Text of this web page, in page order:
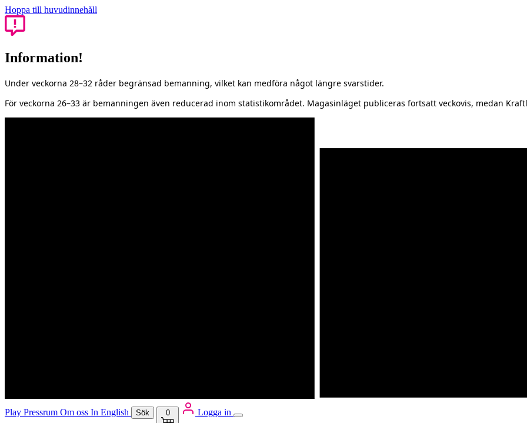
Hoppa till huvudinnehåll
Information!
Under veckorna 28–32 råder begränsad bemanning, vilket kan medföra något längre svarstider.
För veckorna 26–33 är bemanningen även reducerad inom statistikområdet. Magasinläget publiceras fortsatt veckovis, medan
Play Pressrum Om oss In English Sök 0 Logga in